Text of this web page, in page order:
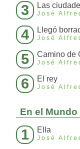
3 Las
José
4 Llegó
José
5 Camino de
José
6 El rey
José
En el Mundo
1 Ella
José